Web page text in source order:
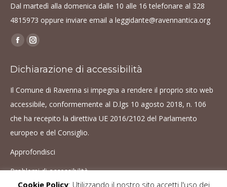
Dal martedì alla domenica dalle 10 alle 16 telefonare al 328
4815973 oppure inviare email a leggidante@ravennantica.org
Find us on:
Facebook
opens
Instagram
opens
Dichiarazione di accessibilità
Il Comune di Ravenna si impegna a rendere il proprio sito web
accessibile, conformemente al D.lgs 10 agosto 2018, n. 106
che ha recepito la direttiva UE 2016/2102 del Parlamento
europeo e del Consiglio.
Approfondisci
Problemi di accessibilità
Cookie Policy: Utilizzando il nostro sito accetti l'uso dei